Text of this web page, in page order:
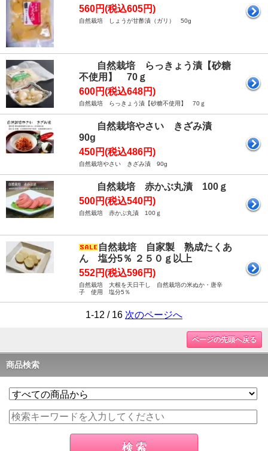
560円(税込605円)
自然栽培 しょうが甘酢漬（ガリ） 50g
自然栽培 らっきょう漬【砂糖
不使用】 70ｇ
600円(税込648円)
自然栽培 らっきょう漬【砂糖不使用】 70ｇ
自然栽培やさい きざみ漬
90g
450円(税込486円)
自然栽培やさい きざみ漬 90g
自然栽培 赤かぶ丸漬 100ｇ
500円(税込540円)
自然栽培 赤かぶ丸漬 100ｇ
自然栽培 自家製 熟成たくあ
ん 塩分5％ ２５０ｇ以上
552円(税込596円)
自然栽培 大根を天日干し 自然栽培の米ぬか・唐辛
子 使用 塩分5％
1-12 / 16 次のページへ
ページの先頭へ戻る
商品検索